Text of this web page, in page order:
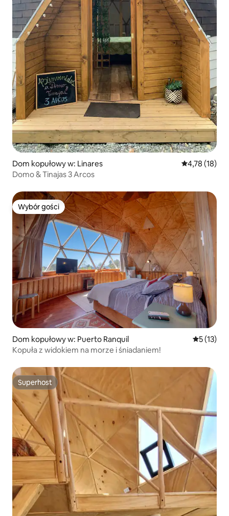
Dom kopułowy w: Linares Średnia
4,78 (18)
Domo & Tinajas 3 Arcos
Wybór gości
Wybór gości
Dom kopułowy w: Puerto Ranquil Średnia
5 (13)
Kopuła z widokiem na morze i śniadaniem!
Superhost
Superhost